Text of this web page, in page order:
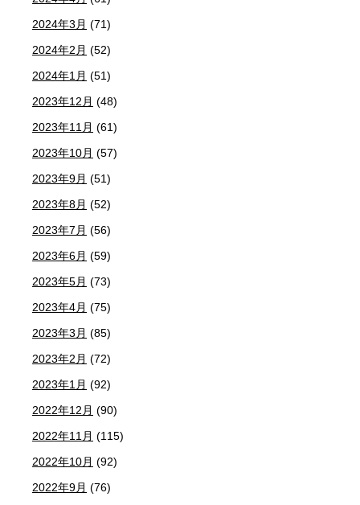
2024年3月 (71)
2024年2月 (52)
2024年1月 (51)
2023年12月 (48)
2023年11月 (61)
2023年10月 (57)
2023年9月 (51)
2023年8月 (52)
2023年7月 (56)
2023年6月 (59)
2023年5月 (73)
2023年4月 (75)
2023年3月 (85)
2023年2月 (72)
2023年1月 (92)
2022年12月 (90)
2022年11月 (115)
2022年10月 (92)
2022年9月 (76)